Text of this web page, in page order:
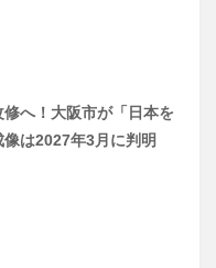
へ！大阪市が「日本を
は2027年3月に判明